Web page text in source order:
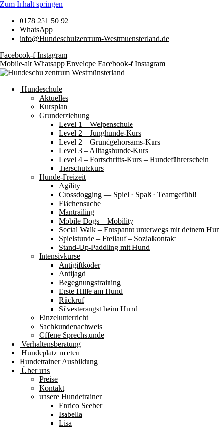
Zum Inhalt springen
0178 231 50 92
WhatsApp
info@Hundeschulzentrum-Westmuensterland.de
Facebook-f Instagram
Mobile-alt Whatsapp Envelope Facebook-f Instagram
Hundeschule
Aktuelles
Kursplan
Grunderziehung
Level 1 – Welpenschule
Level 2 – Junghunde-Kurs
Level 2 – Grundgehorsams-Kurs
Level 3 – Alltagshunde-Kurs
Level 4 – Fortschritts-Kurs – Hundeführerschein
Tierschutzkurs
Hunde-Freizeit
Agility
Crossdogging — Spiel · Spaß · Teamgefühl!
Flächensuche
Mantrailing
Mobile Dogs – Mobility
Social Walk – Entspannt unterwegs mit deinem
Spielstunde – Freilauf – Sozialkontakt
Stand-Up-Paddling mit Hund
Intensivkurse
Antigiftköder
Antijagd
Begegnungstraining
Erste Hilfe am Hund
Rückruf
Silvesterangst beim Hund
Einzelunterricht
Sachkundenachweis
Offene Sprechstunde
Verhaltensberatung
Hundeplatz mieten
Hundetrainer Ausbildung
Über uns
Preise
Kontakt
unsere Hundetrainer
Enrico Seeber
Isabella
Lisa